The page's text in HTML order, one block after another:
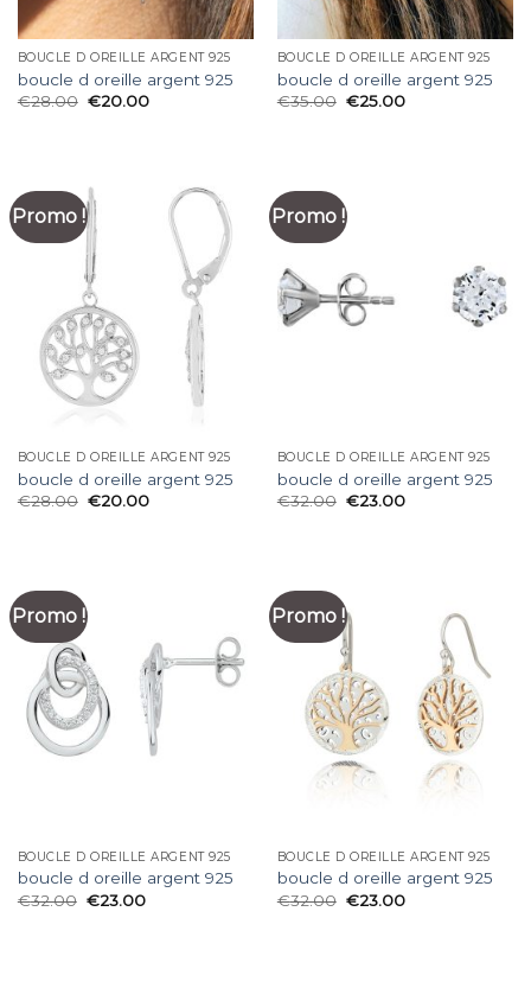
BOUCLE D OREILLE ARGENT 925
boucle d oreille argent 925
€28.00 €20.00
BOUCLE D OREILLE ARGENT 925
boucle d oreille argent 925
€35.00 €25.00
Promo !
BOUCLE D OREILLE ARGENT 925
boucle d oreille argent 925
€28.00 €20.00
Promo !
BOUCLE D OREILLE ARGENT 925
boucle d oreille argent 925
€32.00 €23.00
Promo !
BOUCLE D OREILLE ARGENT 925
boucle d oreille argent 925
€32.00 €23.00
Promo !
BOUCLE D OREILLE ARGENT 925
boucle d oreille argent 925
€32.00 €23.00